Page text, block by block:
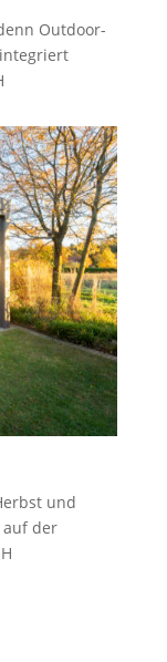
Outdoor-
und
der